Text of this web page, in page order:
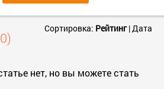
Сортировка: Рейтинг| Дата
нет, но вы можете стать